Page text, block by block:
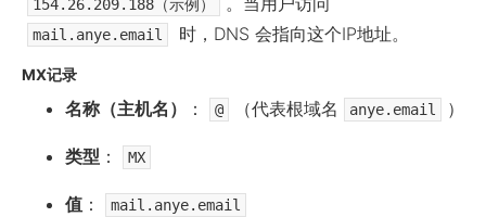
154.26.209.188（示例）
mail.anye.email 时，DNS 会指向这个IP地址。
MX记录
名称（主机名） ： @ （代表根域名 anye.email ）
类型 ： MX
值 ： mail.anye.email